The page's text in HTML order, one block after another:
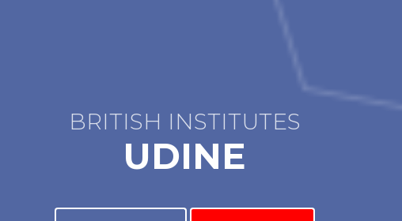
BRITISH INSTITUTES
UDINE